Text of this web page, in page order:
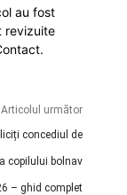
au fost
revizuite
Articolul următor
concediul de
copilului bolnav
– ghid complet